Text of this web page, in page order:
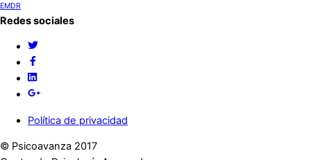
EMDR
Redes sociales
Política de privacidad
© Psicoavanza 2017